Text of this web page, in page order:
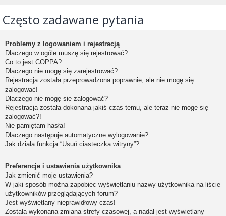
Często zadawane pytania
Problemy z logowaniem i rejestracją
Dlaczego w ogóle muszę się rejestrować?
Co to jest COPPA?
Dlaczego nie mogę się zarejestrować?
Rejestracja została przeprowadzona poprawnie, ale nie mogę się
zalogować!
Dlaczego nie mogę się zalogować?
Rejestracja została dokonana jakiś czas temu, ale teraz nie mogę się
zalogować?!
Nie pamiętam hasła!
Dlaczego następuje automatyczne wylogowanie?
Jak działa funkcja “Usuń ciasteczka witryny”?
Preferencje i ustawienia użytkownika
Jak zmienić moje ustawienia?
W jaki sposób można zapobiec wyświetlaniu nazwy użytkownika na liście
użytkowników przeglądających forum?
Jest wyświetlany nieprawidłowy czas!
Została wykonana zmiana strefy czasowej, a nadal jest wyświetlany